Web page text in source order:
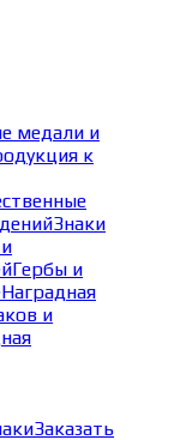
медали и
к
Знаки
Гербы и
Наградная
и
Заказать